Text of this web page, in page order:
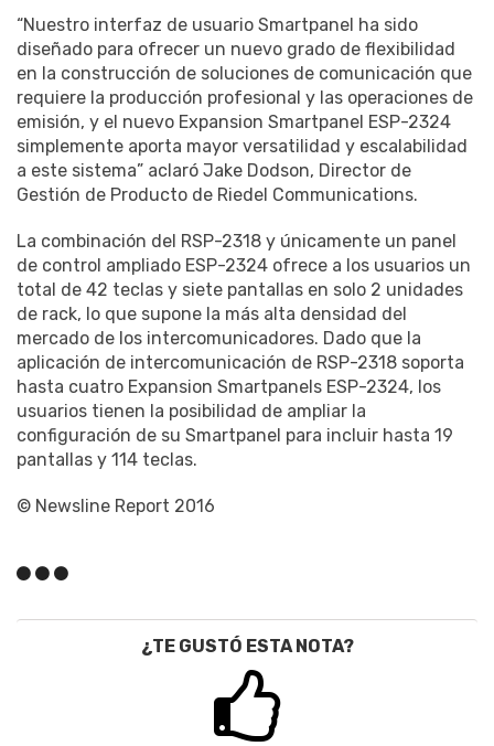
“Nuestro interfaz de usuario Smartpanel ha sido
diseñado para ofrecer un nuevo grado de flexibilidad
en la construcción de soluciones de comunicación que
requiere la producción profesional y las operaciones de
emisión, y el nuevo Expansion Smartpanel ESP-2324
simplemente aporta mayor versatilidad y escalabilidad
a este sistema” aclaró Jake Dodson, Director de
Gestión de Producto de Riedel Communications.
La combinación del RSP-2318 y únicamente un panel
de control ampliado ESP-2324 ofrece a los usuarios un
total de 42 teclas y siete pantallas en solo 2 unidades
de rack, lo que supone la más alta densidad del
mercado de los intercomunicadores. Dado que la
aplicación de intercomunicación de RSP-2318 soporta
hasta cuatro Expansion Smartpanels ESP-2324, los
usuarios tienen la posibilidad de ampliar la
configuración de su Smartpanel para incluir hasta 19
pantallas y 114 teclas.
© Newsline Report 2016
¿TE GUSTÓ ESTA NOTA?